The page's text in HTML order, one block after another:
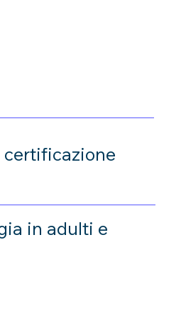
certificazione
in adulti e